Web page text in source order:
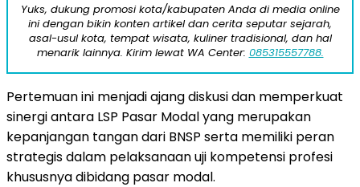
Yuks, dukung promosi kota/kabupaten Anda di media online
ini dengan bikin konten artikel dan cerita seputar sejarah,
asal-usul kota, tempat wisata, kuliner tradisional, dan hal
menarik lainnya. Kirim lewat WA Center: 085315557788.
Pertemuan ini menjadi ajang diskusi dan memperkuat
sinergi antara LSP Pasar Modal yang merupakan
kepanjangan tangan dari BNSP serta memiliki peran
strategis dalam pelaksanaan uji kompetensi profesi
khususnya dibidang pasar modal.